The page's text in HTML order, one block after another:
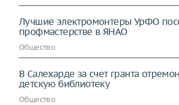
Лучшие электромонтеры УрФО
профмастерстве в ЯНАО
Общество
В Салехарде за счет гранта
детскую библиотеку
Общество